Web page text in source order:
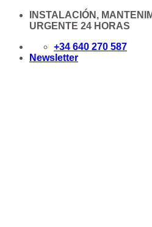
Saltar
INSTALACIÓN,
URGENTE 24 HORAS
+34 640 270 587
Newsletter